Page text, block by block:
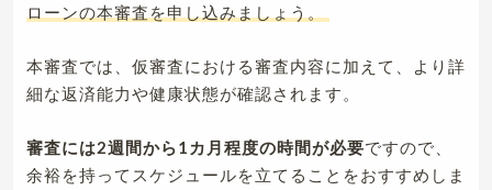
ローンの本審査を申し込みましょう。
本審査では、仮審査における審査内容に加えて、より詳
細な返済能力や健康状態が確認されます。
審査には2週間から1カ月程度の時間が必要ですので、
余裕を持ってスケジュールを立てることをおすすめしま